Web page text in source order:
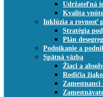
Udržateľná
Kvalita
Inklúzia a rovnosť
Stratégia
Plán
Podnikanie a
Spätná väzba
Žiaci a
Rodičia
Zamestnanci